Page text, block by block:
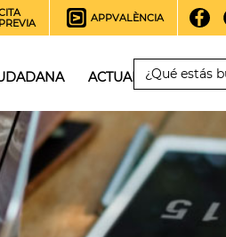
PREVIA
APPVALÈNCIA
ACTUALIDAD